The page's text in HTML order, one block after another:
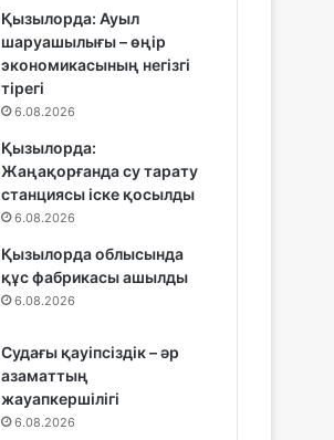
Қызылорда: Ауыл
шаруашылығы – өңір
экономикасының негізгі
тірегі
6.08.2026
Қызылорда:
Жаңақорғанда су тарату
станциясы іске қосылды
6.08.2026
Қызылорда облысында
құс фабрикасы ашылды
6.08.2026
Судағы қауіпсіздік – әр
азаматтың
жауапкершілігі
6.08.2026